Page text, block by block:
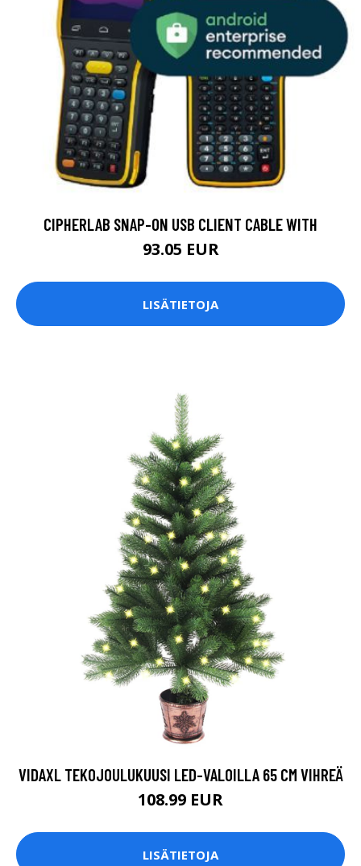
CIPHERLAB SNAP-ON USB CLIENT CABLE WITH
93.05 EUR
LISÄTIETOJA
VIDAXL TEKOJOULUKUUSI LED-VALOILLA 65 CM VIHREÄ
108.99 EUR
LISÄTIETOJA